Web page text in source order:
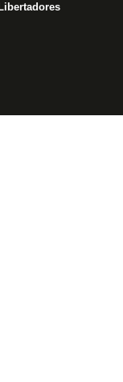
Libertadores